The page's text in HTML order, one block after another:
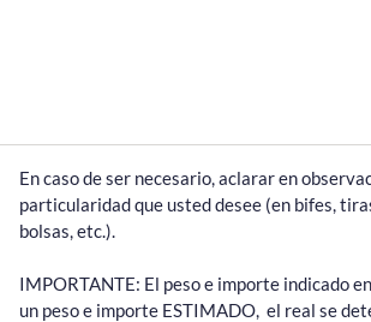
En caso de ser necesario, aclarar en
particularidad que usted desee (en bifes,
bolsas, etc.).
IMPORTANTE: El peso e importe indicado
un peso e importe ESTIMADO,  el real se